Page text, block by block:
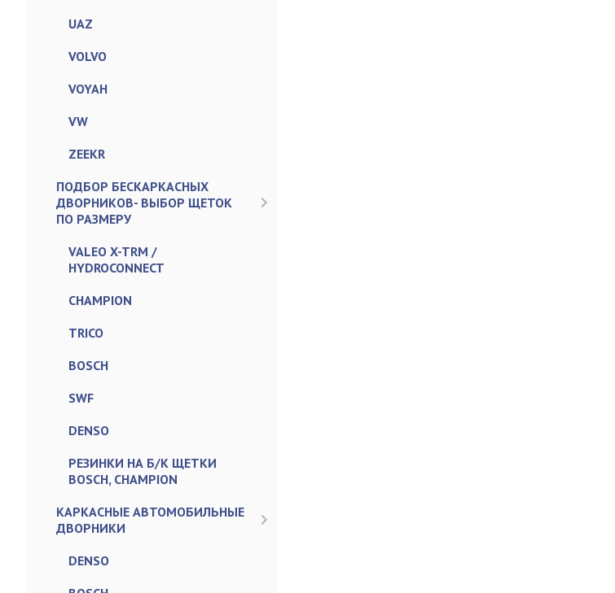
UAZ
VOLVO
VOYAH
VW
ZEEKR
ПОДБОР БЕСКАРКАСНЫХ
ДВОРНИКОВ- ВЫБОР ЩЕТОК
ПО РАЗМЕРУ
VALEO X-TRM /
HYDROCONNECT
CHAMPION
TRICO
BOSCH
SWF
DENSO
РЕЗИНКИ НА Б/К ЩЕТКИ
BOSCH, CHAMPION
КАРКАСНЫЕ АВТОМОБИЛЬНЫЕ
ДВОРНИКИ
DENSO